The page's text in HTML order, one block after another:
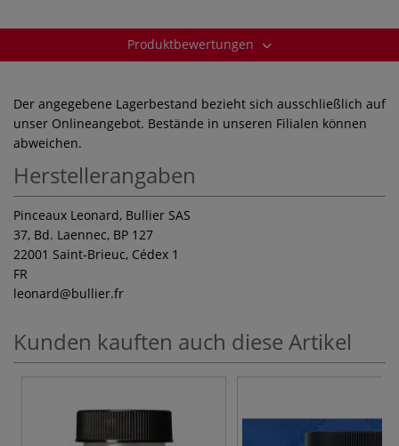
Produktbewertungen
Der angegebene Lagerbestand bezieht sich ausschließlich auf
unser Onlineangebot. Bestände in unseren Filialen können
abweichen.
Herstellerangaben
Pinceaux Leonard, Bullier SAS
37, Bd. Laennec, BP 127
22001 Saint-Brieuc, Cédex 1
FR
leonard@bullier.fr
Kunden kauften auch diese Artikel